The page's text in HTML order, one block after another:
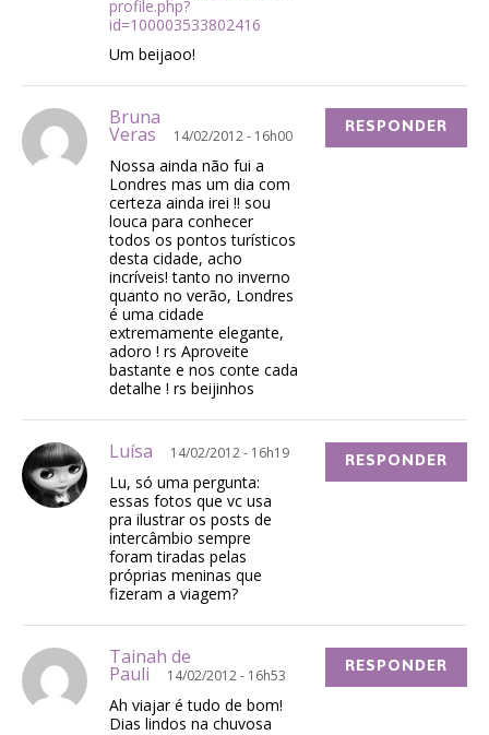
profile.php?
id=100003533802416
Um beijaoo!
Bruna
Veras 14/02/2012 - 16h00
Nossa ainda não fui a
Londres mas um dia com
certeza ainda irei !! sou
louca para conhecer
todos os pontos turísticos
desta cidade, acho
incríveis! tanto no inverno
quanto no verão, Londres
é uma cidade
extremamente elegante,
adoro ! rs Aproveite
bastante e nos conte cada
detalhe ! rs beijinhos
RESPONDER
Luísa 14/02/2012 - 16h19
Lu, só uma pergunta:
essas fotos que vc usa
pra ilustrar os posts de
intercâmbio sempre
foram tiradas pelas
próprias meninas que
fizeram a viagem?
RESPONDER
Tainah de
Pauli 14/02/2012 - 16h53
Ah viajar é tudo de bom!
Dias lindos na chuvosa
RESPONDER